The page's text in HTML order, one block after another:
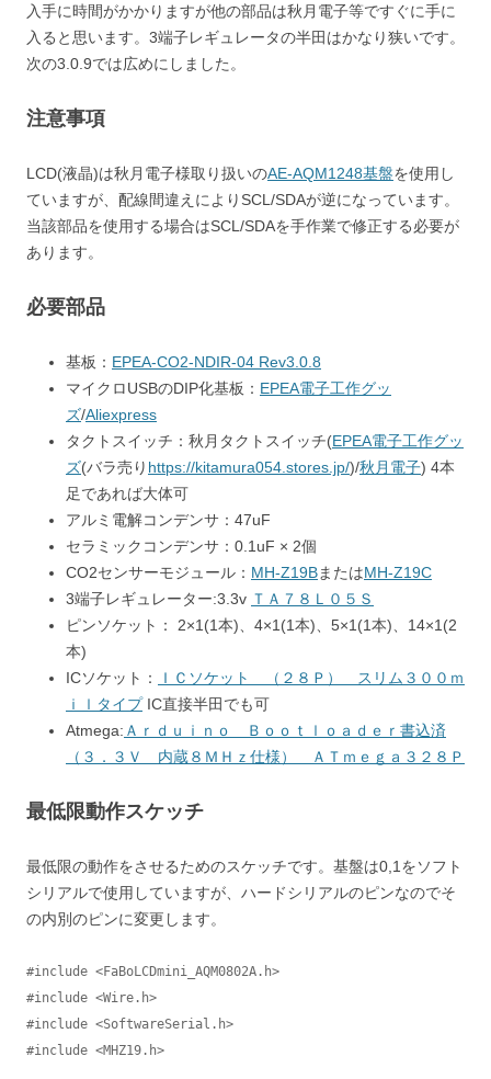
入手に時間がかかりますが他の部品は秋月電子等ですぐに手に
入ると思います。3端子レギュレータの半田はかなり狭いです。
次の3.0.9では広めにしました。
注意事項
LCD(液晶)は秋月電子様取り扱いのAE-AQM1248基盤を使用し
ていますが、配線間違えによりSCL/SDAが逆になっています。
当該部品を使用する場合はSCL/SDAを手作業で修正する必要が
あります。
必要部品
基板： EPEA-CO2-NDIR-04 Rev3.0.8
マイクロUSBのDIP化基板： EPEA電子工作グッ
ズ/Aliexpress
タクトスイッチ：秋月タクトスイッチ(EPEA電子工作グッ
ズ(バラ売り https://kitamura054.stores.jp/)/秋月電子) 4本
足であれば大体可
アルミ電解コンデンサ：47uF
セラミックコンデンサ：0.1uF × 2個
CO2センサーモジュール： MH-Z19BまたはMH-Z19C
3端子レギュレーター:3.3v ＴＡ７８Ｌ０５Ｓ
ピンソケット： 2×1(1本)、4×1(1本)、5×1(1本)、14×1(2
本)
ICソケット：
ＩＣソケット （２８Ｐ） スリム３００ｍ
ｉｌタイプIC直接半田でも可
Atmega: Ａｒｄｕｉｎｏ Ｂｏｏｔｌｏａｄｅｒ書込済
（３．３Ｖ 内蔵８ＭＨｚ仕様） ＡＴｍｅｇａ３２８Ｐ
最低限動作スケッチ
最低限の動作をさせるためのスケッチです。基盤は0,1をソフト
シリアルで使用していますが、ハードシリアルのピンなのでそ
の内別のピンに変更します。
#include <FaBoLCDmini_AQM0802A.h>
#include <Wire.h>
#include <SoftwareSerial.h>
#include <MHZ19.h>